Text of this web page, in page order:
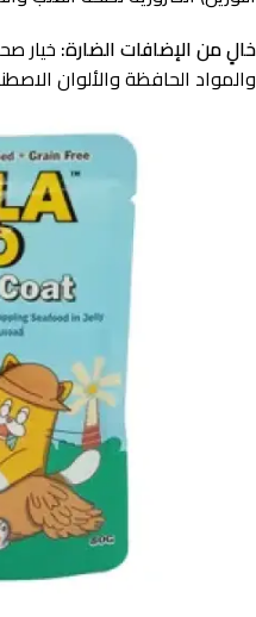
خالٍ من الإضافات الضارة:
والمواد الحافظة والألوان